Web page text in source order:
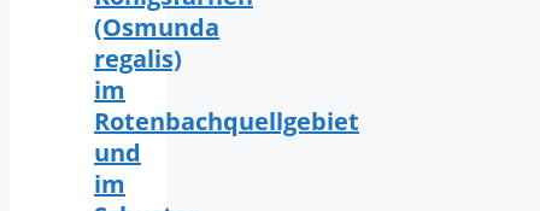
(Osmunda
regalis)
im
Rotenbachquellgebiet
und
im